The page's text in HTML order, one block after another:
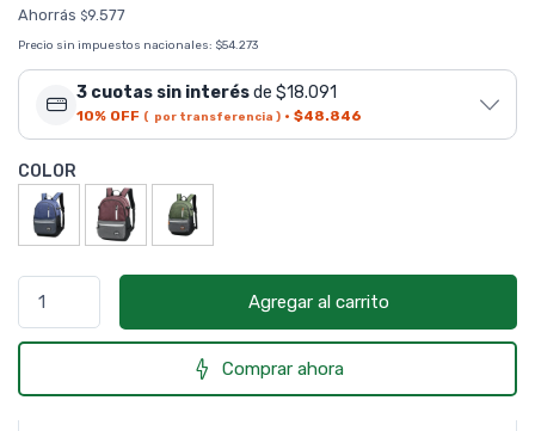
Ahorrás $9.577
Precio sin impuestos nacionales: $54.273
3 cuotas sin interésde $18.091
10% OFF ( por transferencia ) · $48.846
COLOR
Agregar al carrito
Comprar ahora